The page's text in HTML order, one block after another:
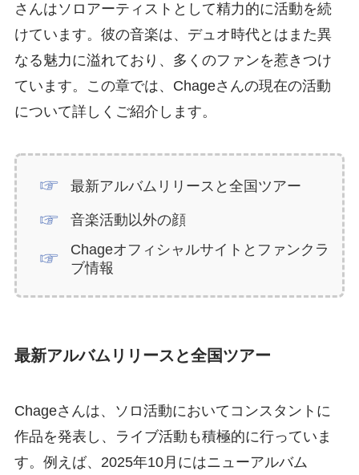
さんはソロアーティストとして精力的に活動を続
けています。彼の音楽は、デュオ時代とはまた異
なる魅力に溢れており、多くのファンを惹きつけ
ています。この章では、Chageさんの現在の活動
について詳しくご紹介します。
最新アルバムリリースと全国ツアー
音楽活動以外の顔
Chageオフィシャルサイトとファンクラ
ブ情報
最新アルバムリリースと全国ツアー
Chageさんは、ソロ活動においてコンスタントに
作品を発表し、ライブ活動も積極的に行っていま
す。例えば、2025年10月にはニューアルバム